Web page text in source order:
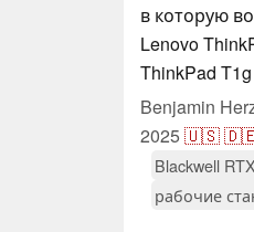
в которую
Lenovo
ThinkPad
Benjamin
2025🇺🇸
Blackwell
рабочие